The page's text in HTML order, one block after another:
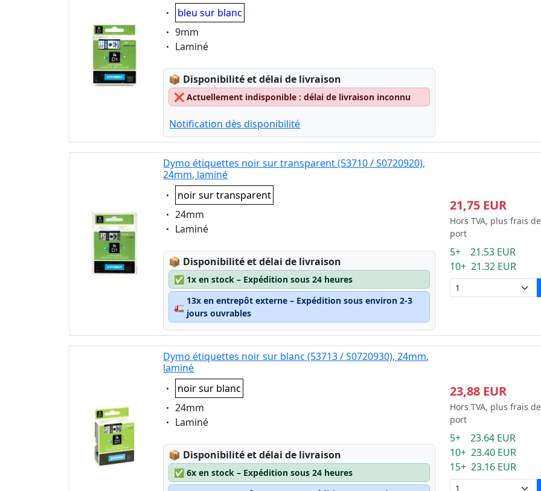
Eigenschaft:
bleu sur blanc
Eigenschaft:
9mm
Eigenschaft:
Laminé
📦 Lagerstatus:
Disponibilité et délai de livraison
❌ Actuellement indisponible : délai de livraison inconnu
Notification dès disponibilité
Dymo étiquettes noir sur transparent (53710 / S0720920),
24mm, laminé
Eigenschaft:
noir sur transparent
Eigenschaft:
24mm
Eigenschaft:
Laminé
📦 Lagerstatus:
Disponibilité et délai de livraison
✅ 1x en stock – Expédition sous 24 heures
🚛
13x en entrepôt externe – Expédition sous environ 2-3
jours ouvrables
21,75 EUR
Hors TVA, plus frais de
port
5+ 21.53 EUR
10+ 21.32 EUR
Dymo étiquettes noir sur blanc (53713 / S0720930), 24mm,
laminé
Eigenschaft:
noir sur blanc
Eigenschaft:
24mm
Eigenschaft:
Laminé
📦 Lagerstatus:
Disponibilité et délai de livraison
✅ 6x en stock – Expédition sous 24 heures
23,88 EUR
Hors TVA, plus frais de
port
5+ 23.64 EUR
10+ 23.40 EUR
15+ 23.16 EUR